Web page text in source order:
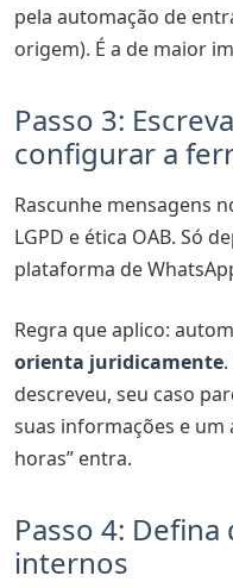
pela automação de
origem). É a de maior
Passo 3:
configurar a
Rascunhe mensagens
LGPD e ética OAB. Só
plataforma de
Regra que aplico:
orienta juridicamente
descreveu, seu caso
suas informações e um
horas” entra.
Passo 4:
internos